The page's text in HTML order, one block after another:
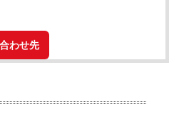
わせ先